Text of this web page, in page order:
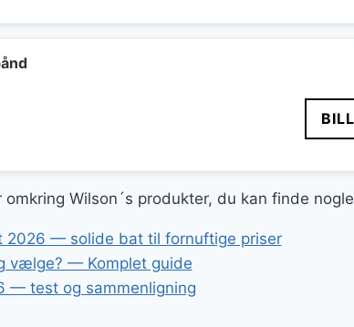
Wilson´s produkter, du kan finde
2026 — solide bat til fornuftige priser
vælge? — Komplet guide
— test og sammenligning